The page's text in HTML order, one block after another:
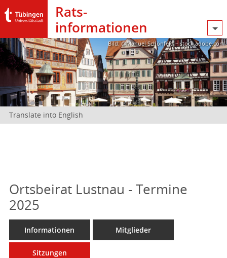
Rats­
informationen
Bild: @Manuel Schönfeld – stock.adobe.com
Translate into English
Ortsbeirat Lustnau - Termine
2025
Informationen Mitglieder
Sitzungen